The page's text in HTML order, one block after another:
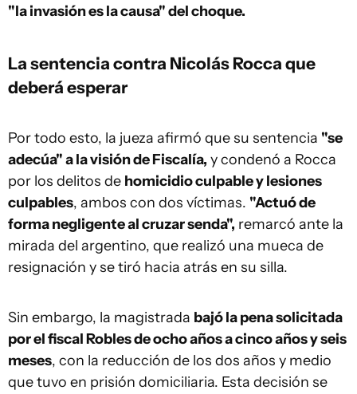
"la invasión es la causa" del choque.
La sentencia contra Nicolás Rocca que
deberá esperar
Por todo esto, la jueza afirmó que su sentencia "se
adecúa" a la visión de Fiscalía, y condenó a Rocca
por los delitos de homicidio culpable y lesiones
culpables, ambos con dos víctimas. "Actuó de
forma negligente al cruzar senda", remarcó ante la
mirada del argentino, que realizó una mueca de
resignación y se tiró hacia atrás en su silla.
Sin embargo, la magistrada bajó la pena solicitada
por el fiscal Robles de ocho años a cinco años y seis
meses, con la reducción de los dos años y medio
que tuvo en prisión domiciliaria. Esta decisión se